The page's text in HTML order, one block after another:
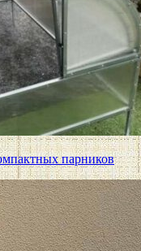
парников